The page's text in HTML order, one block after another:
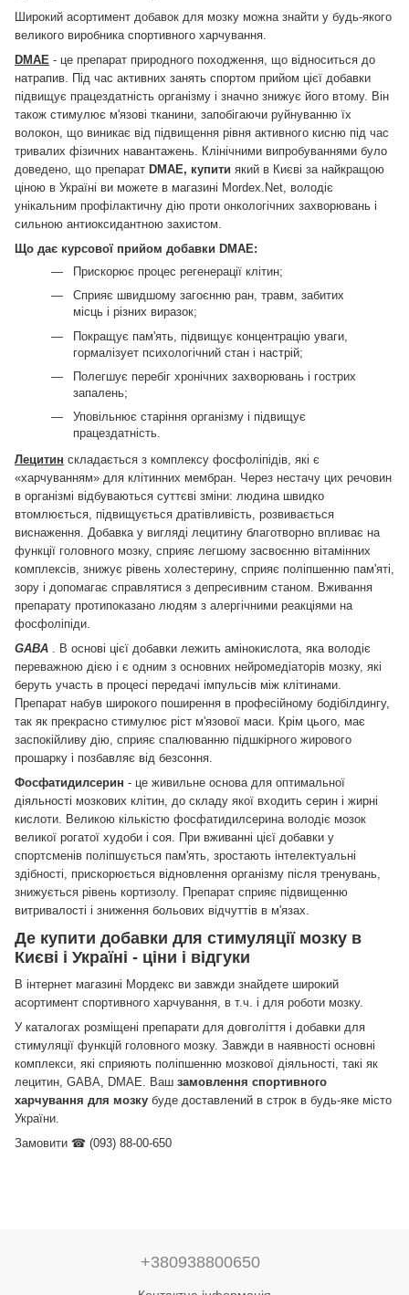
Широкий асортимент добавок для мозку можна знайти у будь-якого
великого виробника спортивного харчування.
DMAE - це препарат природного походження, що відноситься до
натрапив.
Під час активних занять спортом прийом цієї добавки
підвищує працездатність організму і значно знижує його втому. Він
також стимулює м'язові тканини, запобігаючи руйнуванню їх
волокон, що виникає від підвищення рівня активного кисню під час
тривалих фізичних навантажень.
Клінічними випробуваннями було
доведено, що препарат DMAE, купити який в Києві за найкращою
ціною в Україні ви можете в магазині Mordex.Net, володіє
унікальним профілактичну дію проти онкологічних захворювань і
сильною антиоксидантною захистом.
Що дає курсової прийом добавки DMAE:
Прискорює процес регенерації клітин;
Сприяє швидшому загоєнню ран, травм, забитих
місць і різних виразок;
Покращує пам'ять, підвищує концентрацію уваги,
гормалізует психологічний стан і настрій;
Полегшує перебіг хронічних захворювань і гострих
запалень;
Уповільнює старіння організму і підвищує
працездатність.
Лецитин складається з комплексу фосфоліпідів, які є
«харчуванням» для клітинних мембран. Через нестачу цих речовин
в організмі відбуваються суттєві зміни: людина швидко
втомлюється, підвищується дратівливість, розвивається
виснаження. Добавка у вигляді лецитину благотворно впливає на
функції головного мозку, сприяє легшому засвоєнню вітамінних
комплексів, знижує рівень холестерину, сприяє поліпшенню пам'яті,
зору і допомагає справлятися з депресивним станом.
Вживання
препарату протипоказано людям з алергічними реакціями на
фосфоліпіди.
GABA
В основі цієї добавки лежить амінокислота, яка володіє
переважною дією і є одним з основних нейромедіаторів мозку, які
беруть участь в процесі передачі імпульсів між клітинами.
Препарат набув широкого поширення в професійному бодібілдингу,
так як прекрасно стимулює ріст м'язової маси.
Крім цього, має
заспокійливу дію, сприяє спалюванню підшкірного жирового
прошарку і позбавляє від безсоння.
Фосфатидилсерин - це живильне основа для оптимальної
діяльності мозкових клітин, до складу якої входить серин і жирні
кислоти.
Великою кількістю фосфатидилсерина володіє мозок
великої рогатої худоби і соя.
При вживанні цієї добавки у
спортсменів поліпшується пам'ять, зростають інтелектуальні
здібності, прискорюється відновлення організму після тренувань,
знижується рівень кортизолу. Препарат сприяє підвищенню
витривалості і зниження больових відчуттів в м'язах.
Де купити добавки для стимуляції мозку в
Києві і Україні - ціни і відгуки
В інтернет магазині Мордекс ви завжди знайдете широкий
асортимент спортивного харчування, в т.ч. і для роботи мозку.
У каталогах розміщені препарати для довголіття і добавки для
стимуляції функцій головного мозку. Завжди в наявності основні
комплекси, які сприяють поліпшенню мозкової діяльності, такі як
лецитин, GABA, DMAE. Ваш замовлення спортивного
харчування для мозку буде доставлений в строк в будь-яке місто
України.
Замовити ☎ (093) 88-00-650
+380938800650